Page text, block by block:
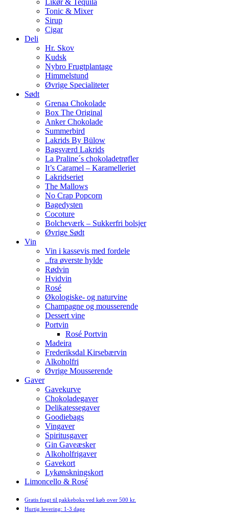
Tonic & Mixer
Sirup
Cigar
Deli
Hr. Skov
Kudsk
Nybro Frugtplantage
Himmelstund
Øvrige Specialiteter
Sødt
Grenaa Chokolade
Box The Original
Anker Chokolade
Summerbird
Lakrids By Bülow
Bagsværd Lakrids
La Praline´s chokoladetrøfler
It’s Caramel – Karamelleriet
Lakridseriet
The Mallows
No Crap Popcorn
Bagedysten
Cocoture
Bolcheværk – Sukkerfri bolsjer
Øvrige Sødt
Vin
Vin i kassevis med fordele
..fra øverste hylde
Rødvin
Hvidvin
Rosé
Økologiske- og naturvine
Champagne og mousserende
Dessert vine
Portvin
Rosé Portvin
Madeira
Frederiksdal Kirsebærvin
Alkoholfri
Øvrige Mousserende
Gaver
Gavekurve
Chokoladegaver
Delikatessegaver
Goodiebags
Vingaver
Spiritusgaver
Gin Gaveæsker
Alkoholfrigaver
Gavekort
Lykønskningskort
Limoncello & Rosé
Gratis fragt til pakkeboks ved køb over 500 kr.
Hurtig levering: 1-3 dage